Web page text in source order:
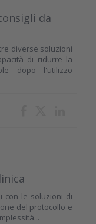
da
diverse soluzioni
di ridurre la
dopo l'utilizzo
con le soluzioni di
del protocollo e